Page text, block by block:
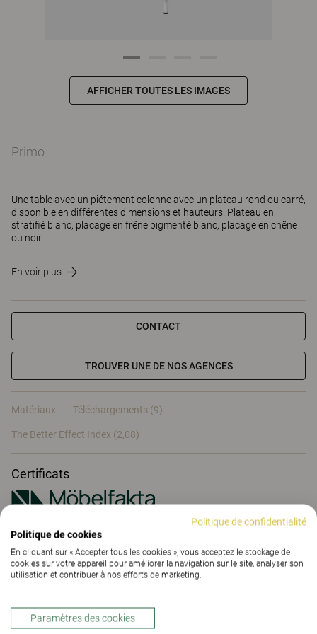
AFFICHER TOUTES LES IMAGES
Primo
Une table avec un piétement colonne avec un plateau rond ou carré,
disponible en différentes dimensions et hauteurs. Plateau en
stratifié blanc, placage en frêne pigmenté blanc, placage en chêne
ou noir.
En voir plus
CONTACT
TROUVER UNE DE NOS AGENCES
Matériaux Téléchargements (9)
The Better Effect Index (2,08)
Certificats
Matériaux
Politique de confidentialité
Politique de cookies
En cliquant sur « Accepter tous les cookies », vous acceptez le stockage de
cookies sur votre appareil pour améliorer la navigation sur le site, analyser son
utilisation et contribuer à nos efforts de marketing.
Paramètres des cookies